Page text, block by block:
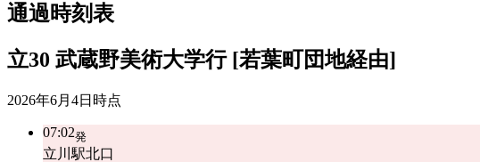
通過時刻表
立30 武蔵野美術大学行 [若葉町団地経由]
2026年6月4日 時点
07:02発
立川駅北口